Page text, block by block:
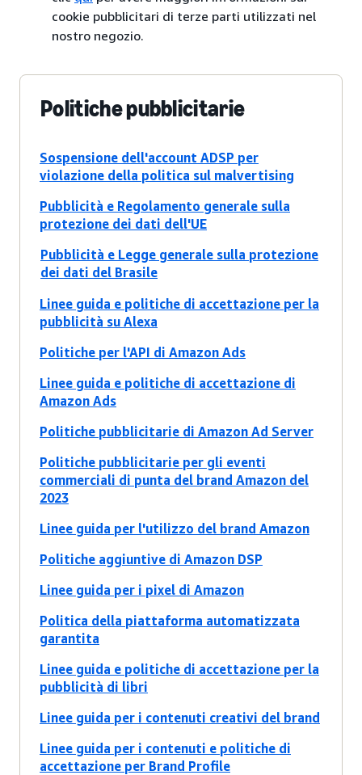
cookie pubblicitari di terze parti utilizzati nel
nostro negozio.
Politiche pubblicitarie
Sospensione dell'account ADSP per
violazione della politica sul malvertising
Pubblicità e Regolamento generale sulla
protezione dei dati dell'UE
Pubblicità e Legge generale sulla protezione
dei dati del Brasile
Linee guida e politiche di accettazione per la
pubblicità su Alexa
Politiche per l'API di Amazon Ads
Linee guida e politiche di accettazione di
Amazon Ads
Politiche pubblicitarie di Amazon Ad Server
Politiche pubblicitarie per gli eventi
commerciali di punta del brand Amazon del
2023
Linee guida per l'utilizzo del brand Amazon
Politiche aggiuntive di Amazon DSP
Linee guida per i pixel di Amazon
Politica della piattaforma automatizzata
garantita
Linee guida e politiche di accettazione per la
pubblicità di libri
Linee guida per i contenuti creativi del brand
Linee guida per i contenuti e politiche di
accettazione per Brand Profile